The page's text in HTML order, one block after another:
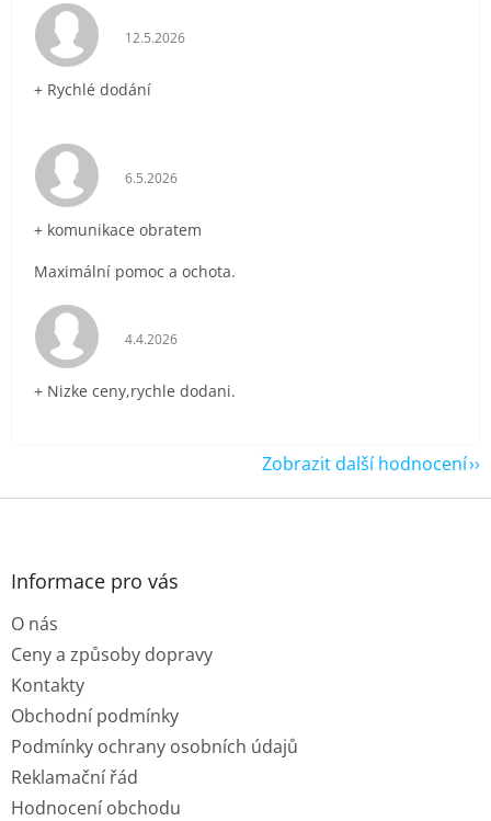
Hodnocení obchodu je 5 z 5 hvězdiček.
12.5.2026
+ Rychlé dodání
Hodnocení obchodu je 5 z 5 hvězdiček.
6.5.2026
+ komunikace obratem
Maximální pomoc a ochota.
Hodnocení obchodu je 5 z 5 hvězdiček.
4.4.2026
+ Nizke ceny,rychle dodani.
Zobrazit další hodnocení
Z
Informace pro vás
O nás
Ceny a způsoby dopravy
Kontakty
Obchodní podmínky
Podmínky ochrany osobních údajů
Reklamační řád
Hodnocení obchodu